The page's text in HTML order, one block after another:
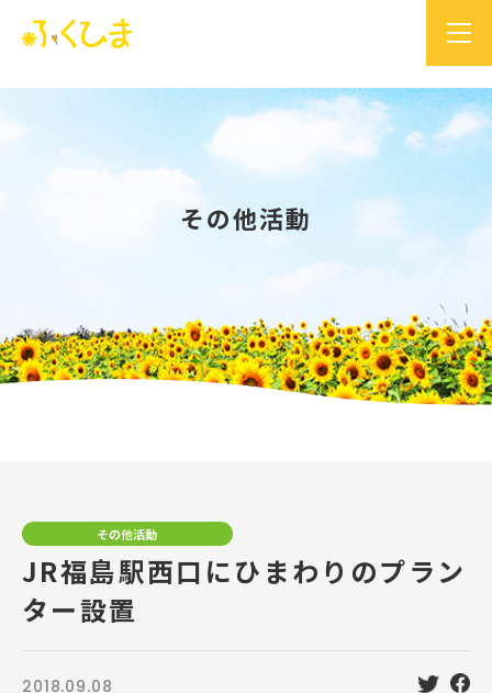
その他活動
その他活動
JR福島駅西口にひまわりのプラン
ター設置
2018.09.08